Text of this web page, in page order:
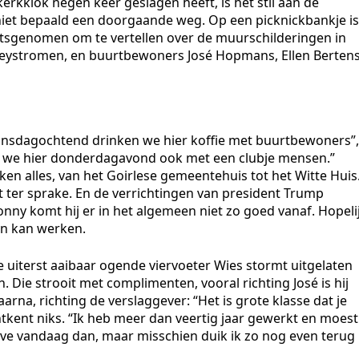
bepaald een doorgaande weg. Op een picknickbankje is
om te vertellen over de muurschilderingen in
en buurtbewoners José Hopmans, Ellen
drinken we hier koffie met buurtbewoners”,
hier donderdagavond ook met een clubje mensen.”
alles, van het Goirlese gemeentehuis tot het Witte
sprake. En de verrichtingen van president Trump
komt hij er in het algemeen niet zo goed vanaf.
kan werken.
aaibaar ogende viervoeter Wies stormt uitgelaten
Die strooit met complimenten, vooral richting José is hij
richting de verslaggever: “Het is grote klasse dat je
niks. “Ik heb meer dan veertig jaar gewerkt en moest
vandaag dan, maar misschien duik ik zo nog even terug